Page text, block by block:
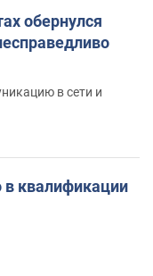
обернулся
в сети и
квалификации